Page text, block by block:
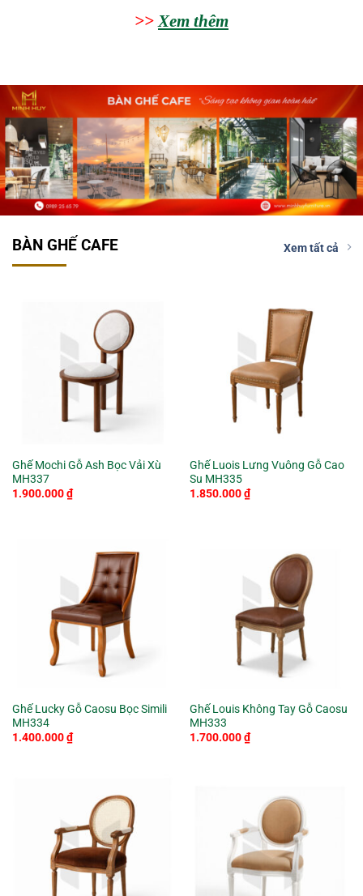
>> Xem thêm
BÀN GHẾ CAFE Xem tất cả
Ghế Mochi Gỗ Ash Bọc Vải Xù
MH337
1.900.000₫
Ghế Luois Lưng Vuông Gỗ Cao
Su MH335
1.850.000₫
Ghế Lucky Gỗ Caosu Bọc Simili
MH334
1.400.000₫
Ghế Louis Không Tay Gỗ Caosu
MH333
1.700.000₫